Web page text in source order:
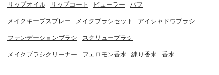
リップオイル リップコート ビューラー パフ
メイクキープスプレー メイクブラシセット アイシャドウブラシ
ファンデーションブラシ スクリューブラシ
メイクブラシクリーナー フェロモン香水 練り香水 香水